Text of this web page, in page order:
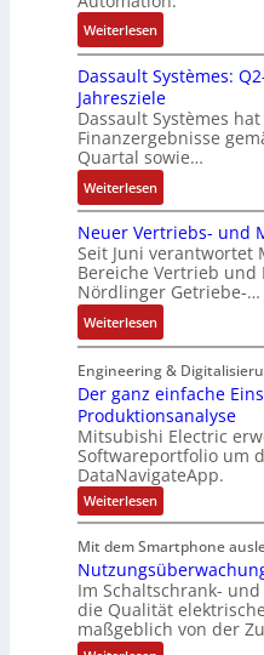
A
n
l
a
g
e
n
b
a
u
:
P
o
s
i
t
i
v
e
M
o
m
e
n
t
r
n
-
K
i
t
E
n
c
o
d
e
r
s
e
r
t
r
i
a
n
g
a
t
o
R
ü
c
k
g
r
a
t
d
r
F
a
b
k
Weiterlesen:
R
o
s
e
S
y
s
t
e
m
t
e
c
h
n
i
k
-
G
e
s
h
ä
f
t
Dassault Systèmes:
Jahresziele
Dassault Systèmes
Finanzergebnisse
Quartal sowie…
Weiterlesen:
D
a
s
s
a
u
l
t
S
y
s
t
è
m
s
:
Q
2
-
Neuer Vertriebs- und
Seit Juni verantwortet
Bereiche Vertrieb und
Nördlinger Getriebe-…
Weiterlesen:
N
e
u
e
r
V
e
r
t
r
i
e
b
s
Engineering &
Der ganz einfache
Produktionsanalyse
Mitsubishi Electric
Softwareportfolio um
DataNavigateApp.
Weiterlesen:
D
r
g
a
n
z
e
Mit dem Smartphone
Im Schaltschrank-
die Qualität
maßgeblich von der